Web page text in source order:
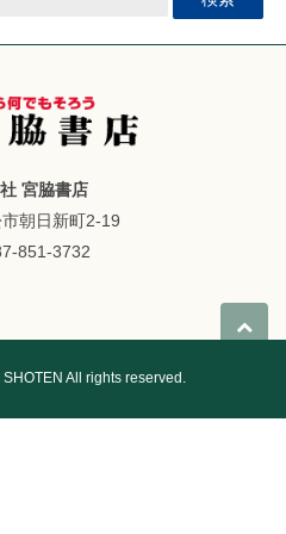
宮脇書店
朝日新町2-19
851-3732
All rights reserved.